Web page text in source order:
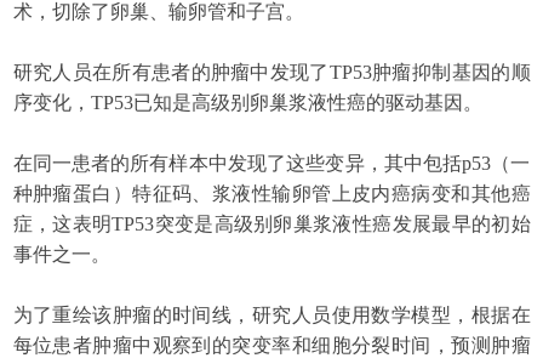
术，切除了卵巢、输卵管和子宫。
研究人员在所有患者的肿瘤中发现了TP53肿瘤抑制基因的顺
序变化，TP53已知是高级别卵巢浆液性癌的驱动基因。
在同一患者的所有样本中发现了这些变异，其中包括p53（一
种肿瘤蛋白）特征码、浆液性输卵管上皮内癌病变和其他癌
症，这表明TP53突变是高级别卵巢浆液性癌发展最早的初始
事件之一。
为了重绘该肿瘤的时间线，研究人员使用数学模型，根据在
每位患者肿瘤中观察到的突变率和细胞分裂时间，预测肿瘤